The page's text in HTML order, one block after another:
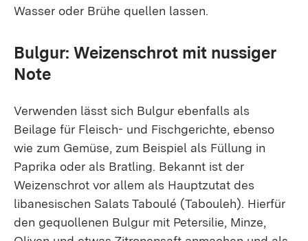
Wasser oder Brühe quellen lassen.
Bulgur: Weizenschrot mit nussiger
Note
Verwenden lässt sich Bulgur ebenfalls als
Beilage für Fleisch- und Fischgerichte, ebenso
wie zum Gemüse, zum Beispiel als Füllung in
Paprika oder als Bratling. Bekannt ist der
Weizenschrot vor allem als Hauptzutat des
libanesischen Salats Taboulé (Tabouleh). Hierfür
den gequollenen Bulgur mit Petersilie, Minze,